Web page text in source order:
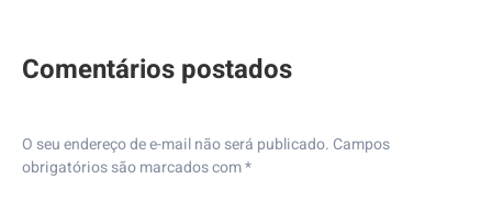
O seu endereço de e-mail não será publicado. Campos
obrigatórios são marcados com*